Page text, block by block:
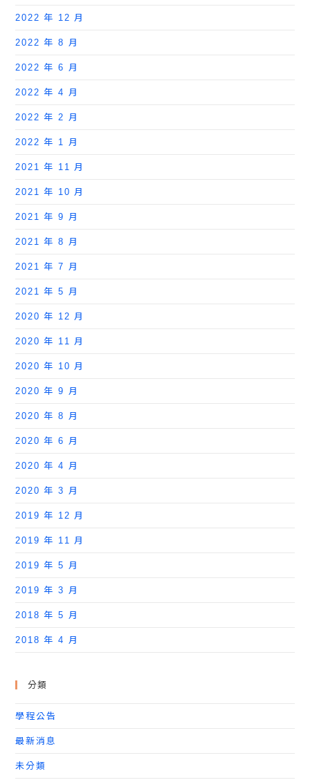
2022 年 12 月
2022 年 8 月
2022 年 6 月
2022 年 4 月
2022 年 2 月
2022 年 1 月
2021 年 11 月
2021 年 10 月
2021 年 9 月
2021 年 8 月
2021 年 7 月
2021 年 5 月
2020 年 12 月
2020 年 11 月
2020 年 10 月
2020 年 9 月
2020 年 8 月
2020 年 6 月
2020 年 4 月
2020 年 3 月
2019 年 12 月
2019 年 11 月
2019 年 5 月
2019 年 3 月
2018 年 5 月
2018 年 4 月
分類
學程公告
最新消息
未分類